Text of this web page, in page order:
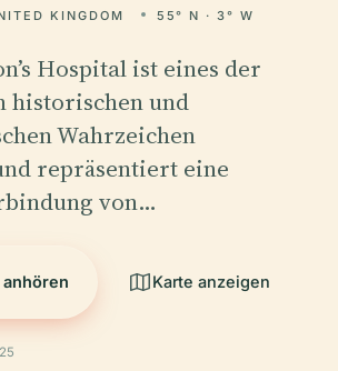
KINGDOM 55° N · 3° W
Hospital ist eines der
historischen und
Wahrzeichen
repräsentiert eine
von…
Karte anzeigen